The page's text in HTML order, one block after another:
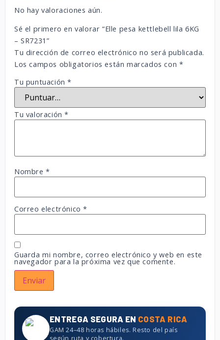
No hay valoraciones aún.
Sé el primero en valorar “Elle pesa kettlebell lila 6KG
– SR7231”
Tu dirección de correo electrónico no será publicada.
Los campos obligatorios están marcados con *
Tu puntuación*
Tu valoración*
Nombre*
Correo electrónico*
Guarda mi nombre, correo electrónico y web en este
navegador para la próxima vez que comente.
ENTREGA SEGURA EN COSTA RICA
GAM 24–48 horas hábiles. Resto del país